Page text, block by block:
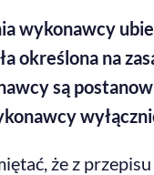
wykonawcy
określona na
są
że z